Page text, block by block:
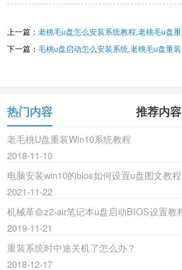
上一篇： 老桃毛u盘怎么安装系统教程,老桃毛u盘
下一篇： 毛桃u盘启动怎么安装系统,老桃毛u盘重
热门内容 推荐内容
老毛桃U盘重装Win10系统教程
2018-11-10
电脑安装win10的bios如何设置u盘图文教程
2021-11-22
机械革命z2-air笔记本u盘启动BIOS设置教
2019-11-21
重装系统时中途关机了怎么办？
2018-12-17